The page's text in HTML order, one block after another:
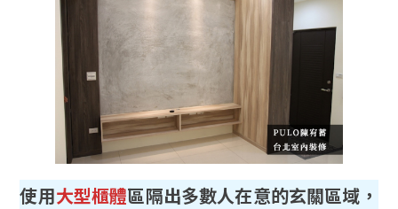
使用大型櫃體區隔出多數人在意的玄關區域，